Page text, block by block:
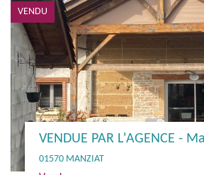
VENDUE PAR L'AGENCE - Maison - Centre Manziat
VENDU